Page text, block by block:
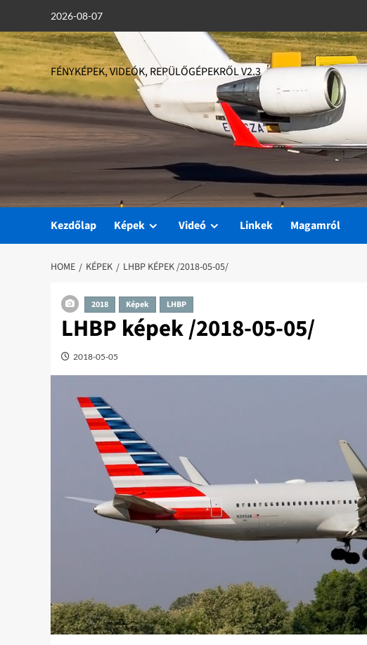
content
2026-08-07
FÉNYKÉPEK, VIDEÓK, REPÜLŐGÉPEKRŐL V2.3
Kezdőlap Képek Videó Linkek Magamról
HOME KÉPEK LHBP KÉPEK /2018-05-05/
2018 Képek LHBP
LHBP képek /2018-05-05/
2018-05-05